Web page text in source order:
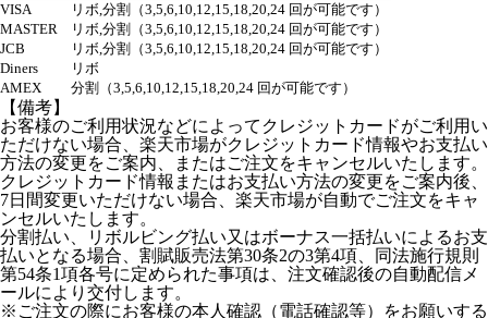
VISA
リボ,分割（3,5,6,10,12,15,18,20,24 回が可能です）
MASTER
リボ,分割（3,5,6,10,12,15,18,20,24 回が可能です）
JCB
リボ,分割（3,5,6,10,12,15,18,20,24 回が可能です）
Diners
リボ
AMEX
分割（3,5,6,10,12,15,18,20,24 回が可能です）
【備考】
お客様のご利用状況などによってクレジットカードがご利用い
ただけない場合、楽天市場がクレジットカード情報やお支払い
方法の変更をご案内、またはご注文をキャンセルいたします。
クレジットカード情報またはお支払い方法の変更をご案内後、
7日間変更いただけない場合、楽天市場が自動でご注文をキャ
ンセルいたします。
分割払い、リボルビング払い又はボーナス一括払いによるお支
払いとなる場合、割賦販売法第30条2の3第4項、同法施行規則
第54条1項各号に定められた事項は、注文確認後の自動配信メ
ールにより交付します。
※ご注文の際にお客様の本人確認（電話確認等）をお願いする